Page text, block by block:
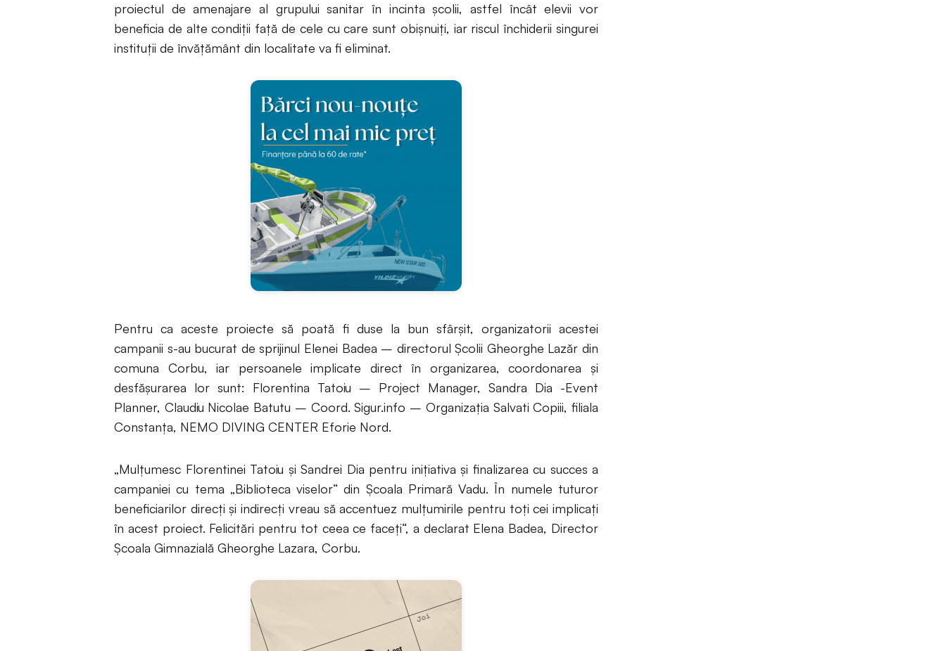
proiectul de amenajare al grupului sanitar în incinta școlii, astfel încât elevii vor
beneficia de alte condiții față de cele cu care sunt obișnuiți, iar riscul închiderii singurei
instituții de învățământ din localitate va fi eliminat.
Pentru ca aceste proiecte să poată fi duse la bun sfârșit, organizatorii acestei
campanii s-au bucurat de sprijinul Elenei Badea – directorul Școlii Gheorghe Lazăr din
comuna Corbu, iar persoanele implicate direct în organizarea, coordonarea și
desfășurarea lor sunt: Florentina Tatoiu – Project Manager, Sandra Dia -Event
Planner, Claudiu Nicolae Batutu – Coord. Sigur.info – Organizația Salvati Copiii, filiala
Constanța, NEMO DIVING CENTER Eforie Nord.
„Mulțumesc Florentinei Tatoiu și Sandrei Dia pentru inițiativa și finalizarea cu succes a
campaniei cu tema „Biblioteca viselor“ din Școala Primară Vadu. În numele tuturor
beneficiarilor direcți și indirecți vreau să accentuez mulțumirile pentru toți cei implicați
în acest proiect. Felicitări pentru tot ceea ce faceți“, a declarat Elena Badea, Director
Școala Gimnazială Gheorghe Lazara, Corbu.